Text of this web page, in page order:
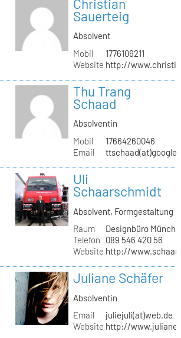
Christian
Sauerteig
Absolvent
Mobil
1776106211
Website http://
Thu Trang
Schaad
Absolventin
Mobil
17664260046
Email
Uli
Schaarschmidt
Absolvent, Formgestaltung
Raum
Designbüro
Telefon
089 546 420 56
Website http://
Juliane Schäfer
Absolventin
Email
juliejuli(at)web.de
Website http://